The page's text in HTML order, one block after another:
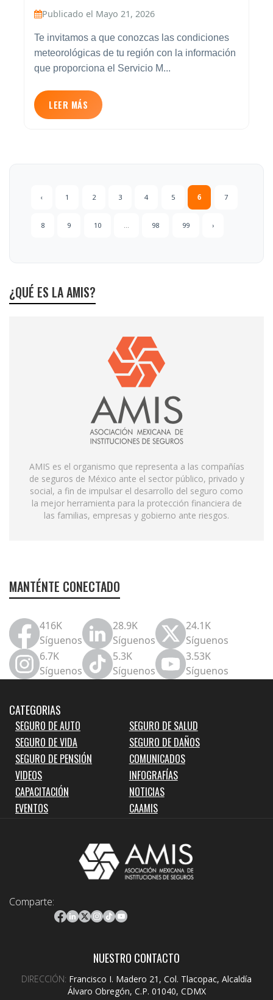
Publicado el Mayo 21, 2026
Te invitamos a que conozcas las condiciones
meteorológicas de tu región con la información
que proporciona el Servicio M...
LEER MÁS
‹ 1 2 3 4 5 6 7
8 9 10 98 99 ›
¿QUÉ ES LA AMIS?
AMIS es el organismo que representa a las compañías
de seguros de México ante el sector público, privado y
social, a fin de impulsar el desarrollo del seguro como
la mejor herramienta para la protección financiera de
las familias, empresas y gobierno ante riesgos.
MANTÉNTE CONECTADO
416K
Síguenos
28.9K
Síguenos
24.1K
Síguenos
6.7K
Síguenos
5.3K
Síguenos
3.53K
Síguenos
CATEGORIAS
SEGURO DE AUTO
SEGURO DE SALUD
SEGURO DE VIDA
SEGURO DE DAÑOS
SEGURO DE PENSIÓN
COMUNICADOS
VIDEOS
INFOGRAFÍAS
CAPACITACIÓN
NOTICIAS
EVENTOS
CAAMIS
Comparte:
NUESTRO CONTACTO
DIRECCIÓN: Francisco I. Madero 21, Col. Tlacopac, Alcaldía
Álvaro Obregón, C.P. 01040, CDMX